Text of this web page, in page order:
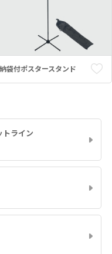
袋付ポスタースタンド
トライン